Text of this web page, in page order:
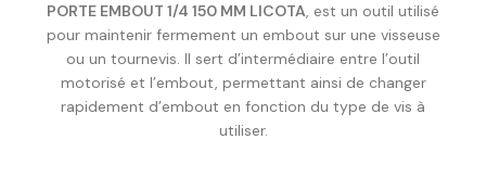
PORTE EMBOUT 1/4 150 MM LICOTA, est un outil utilisé
pour maintenir fermement un embout sur une visseuse
ou un tournevis. Il sert d’intermédiaire entre l’outil
motorisé et l’embout, permettant ainsi de changer
rapidement d’embout en fonction du type de vis à
utiliser.